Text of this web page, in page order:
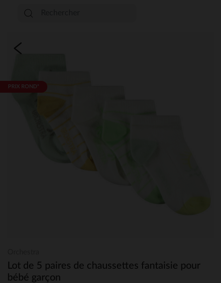
PRIX ROND*
Lot de 5 paires de chaussettes fantaisie pour
bébé garçon